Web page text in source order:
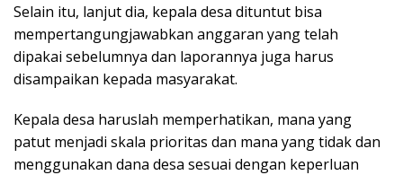
Selain itu, lanjut dia, kepala desa dituntut bisa
mempertangungjawabkan anggaran yang telah
dipakai sebelumnya dan laporannya juga harus
disampaikan kepada masyarakat.
Kepala desa haruslah memperhatikan, mana yang
patut menjadi skala prioritas dan mana yang tidak dan
menggunakan dana desa sesuai dengan keperluan